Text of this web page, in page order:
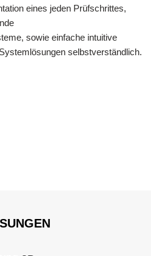
eines jeden Prüfschrittes,
sowie einfache intuitive
selbstverständlich.